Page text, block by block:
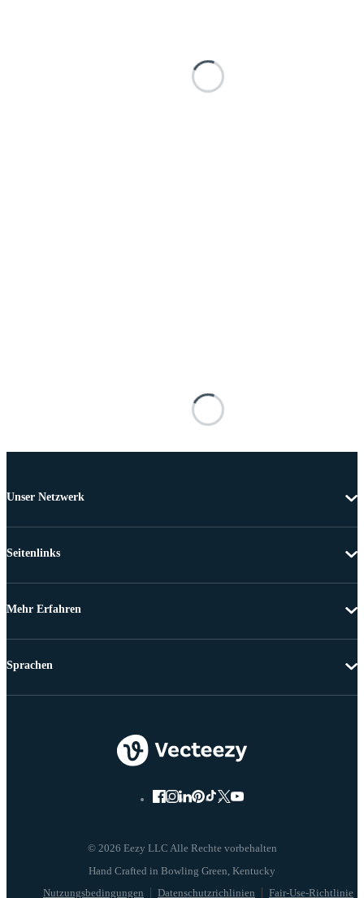
Unser Netzwerk
Seitenlinks
Mehr Erfahren
© 2026 Eezy LLC Alle Rechte vorbehalten
Nutzungsbedingungen Datenschutzrichlinien Fair-Use-Richtlinie
Sprachen